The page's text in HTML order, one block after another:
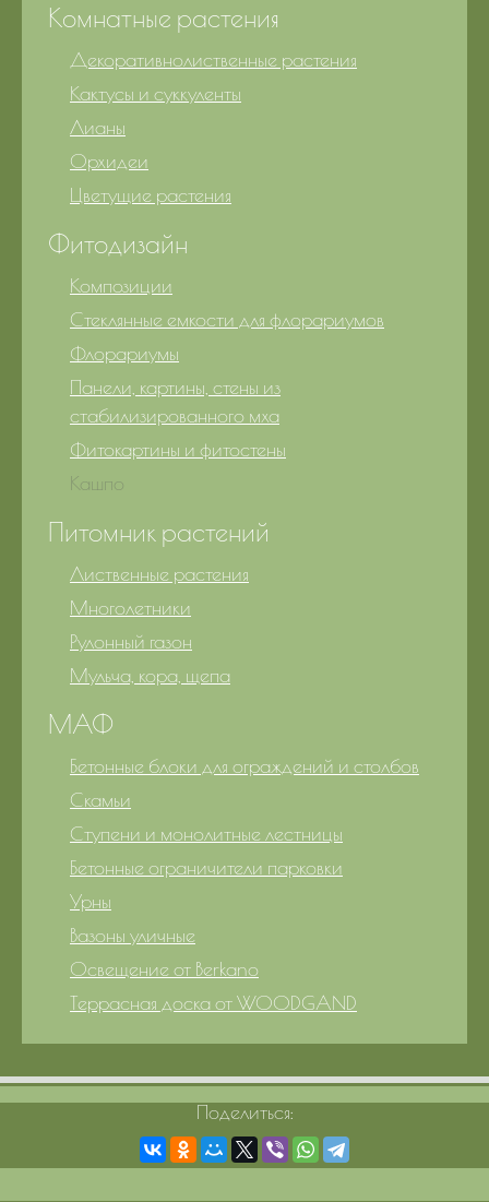
Комнатные растения
Декоративнолиственные растения
Кактусы и суккуленты
Лианы
Орхидеи
Цветущие растения
Фитодизайн
Композиции
Стеклянные емкости для флорариумов
Флорариумы
Панели, картины, стены из
стабилизированного мха
Фитокартины и фитостены
Кашпо
Питомник растений
Лиственные растения
Многолетники
Рулонный газон
Мульча, кора, щепа
МАФ
Бетонные блоки для ограждений и столбов
Скамьи
Ступени и монолитные лестницы
Бетонные ограничители парковки
Урны
Вазоны уличные
Освещение от Berkano
Террасная доска от WOODGAND
Поделиться: